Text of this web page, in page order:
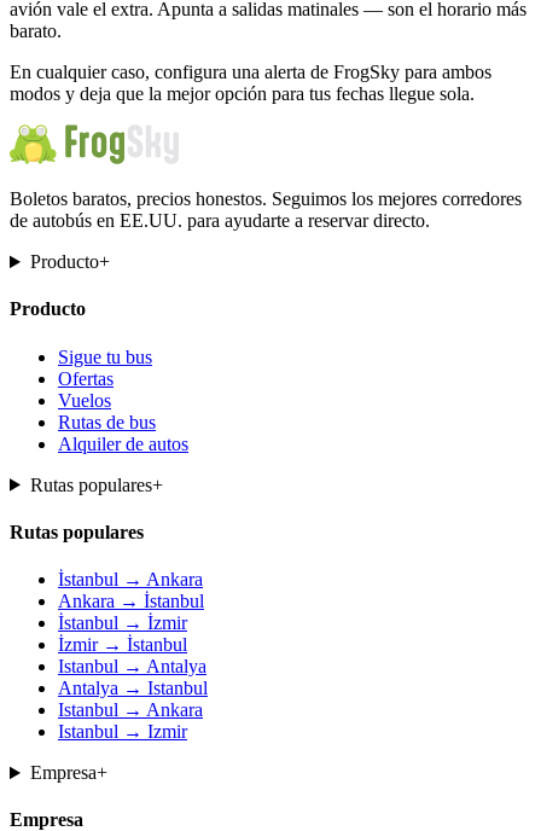
avión vale el extra. Apunta a salidas matinales — son el horario más
barato.
En cualquier caso, configura una alerta de FrogSky para ambos
modos y deja que la mejor opción para tus fechas llegue sola.
Boletos baratos, precios honestos. Seguimos los mejores corredores
de autobús en EE.UU. para ayudarte a reservar directo.
Producto+
Producto
Sigue tu bus
Ofertas
Vuelos
Rutas de bus
Alquiler de autos
Rutas populares+
Rutas populares
İstanbul → Ankara
Ankara → İstanbul
İstanbul → İzmir
İzmir → İstanbul
Istanbul → Antalya
Antalya → Istanbul
Istanbul → Ankara
Istanbul → Izmir
Empresa+
Empresa